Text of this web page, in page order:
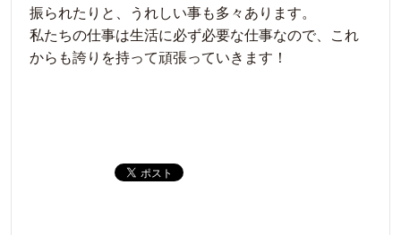
振られたりと、うれしい事も多々あります。
私たちの仕事は生活に必ず必要な仕事なので、これ
からも誇りを持って頑張っていきます！